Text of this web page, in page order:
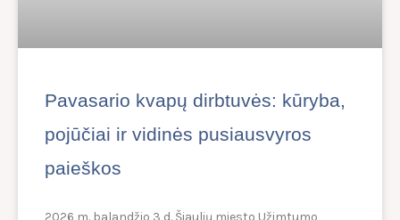
Pavasario kvapų dirbtuvės: kūryba,
pojūčiai ir vidinės pusiausvyros
paieškos
2026 m. balandžio 3 d. Šiaulių miesto Užimtumo